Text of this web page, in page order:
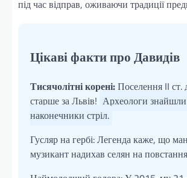
під час відправ, оживаючи традиції
Цікаві факти про Давидів
Тисячолітні корені:Поселення II ст.
старше за Львів! Археологи знайшли
наконечники стріл.
Гусляр на гербі: Легенда каже, що
музикант надихав селян на